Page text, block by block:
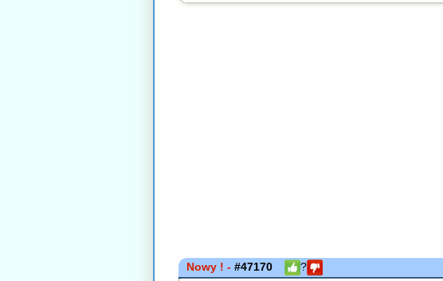
Nowy ! -#47170 ?